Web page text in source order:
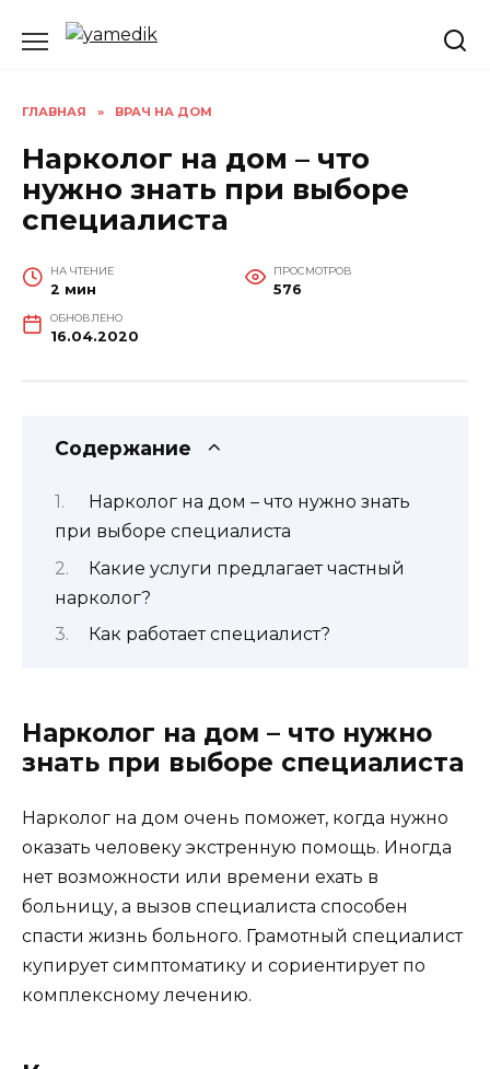
ГЛАВНАЯ » ВРАЧ НА ДОМ
Нарколог на дом – что
нужно знать при выборе
специалиста
НА ЧТЕНИЕ
2 мин
ПРОСМОТРОВ
576
ОБНОВЛЕНО
16.04.2020
Содержание
Нарколог на дом – что нужно знать
при выборе специалиста
Какие услуги предлагает частный
нарколог?
Как работает специалист?
Нарколог на дом – что нужно
знать при выборе специалиста
Нарколог на дом очень поможет, когда нужно
оказать человеку экстренную помощь. Иногда
нет возможности или времени ехать в
больницу, а вызов специалиста способен
спасти жизнь больного. Грамотный специалист
купирует симптоматику и сориентирует по
комплексному лечению.